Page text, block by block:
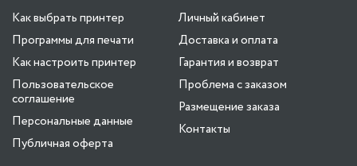
Как выбрать принтер
Программы для печати
Как настроить принтер
Пользовательское
соглашение
Персональные данные
Публичная оферта
Личный кабинет
Доставка и оплата
Гарантия и возврат
Проблема с заказом
Размещение заказа
Контакты